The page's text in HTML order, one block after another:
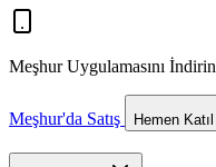
Meşhur Uygulamasını İndirin
Meşhur'da Satış Hemen Katıl